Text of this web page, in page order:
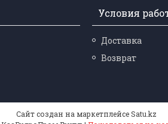
Условия
Доставка
Возврат
Сайт создан на маркетплейсеSatu.kz